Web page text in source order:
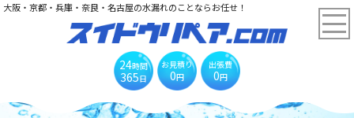
大阪・京都・兵庫・奈良・名古屋の水漏れのことならお任せ！
24時間
365日
お見積り
0円
出張費
0円